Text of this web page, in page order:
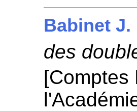
Babinet J.
des
[Comptes